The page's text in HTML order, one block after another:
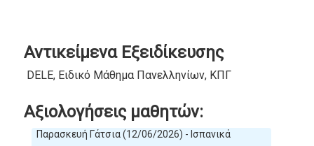
Αντικείμενα Εξειδίκευσης
DELE, Ειδικό Μάθημα Πανελληνίων, ΚΠΓ
Αξιολογήσεις μαθητών:
Παρασκευή Γάτσια (12/06/2026) - Ισπανικά